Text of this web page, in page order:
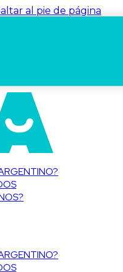
al pie de página